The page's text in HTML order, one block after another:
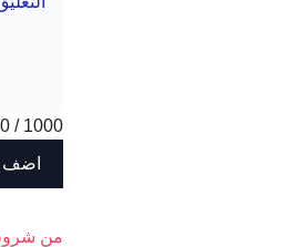
1000
/
‫من